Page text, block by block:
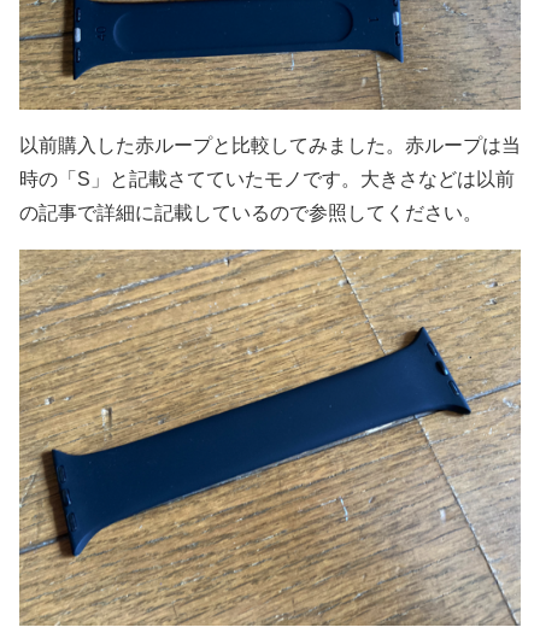
以前購入した赤ループと比較してみました。赤ループは当
時の「S」と記載さてていたモノです。大きさなどは以前
の記事で詳細に記載しているので参照してください。